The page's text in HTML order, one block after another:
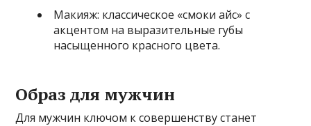
Макияж: классическое «смоки айс» с
акцентом на выразительные губы
насыщенного красного цвета.
Образ для мужчин
Для мужчин ключом к совершенству станет